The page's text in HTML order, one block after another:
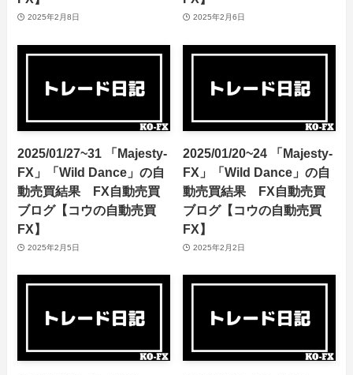
2025年2月8日 2025年2月6日
2025/01/27~31 「Majesty-
FX」「Wild Dance」の自
動売買結果 FX自動売買
ブログ【コウの自動売買
FX】
2025年2月5日
2025/01/20~24 「Majesty-
FX」「Wild Dance」の自
動売買結果 FX自動売買
ブログ【コウの自動売買
FX】
2025年2月2日